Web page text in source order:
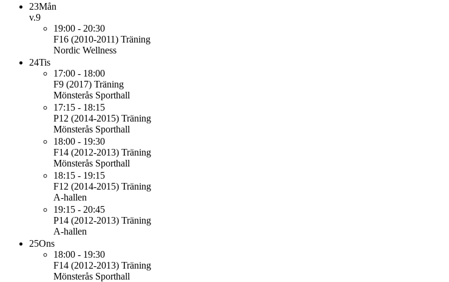
23Mån
v.9
19:00 - 20:30
F16 (2010-2011) Träning
Nordic Wellness
24Tis
17:00 - 18:00
F9 (2017) Träning
Mönsterås Sporthall
17:15 - 18:15
P12 (2014-2015) Träning
Mönsterås Sporthall
18:00 - 19:30
F14 (2012-2013) Träning
Mönsterås Sporthall
18:15 - 19:15
F12 (2014-2015) Träning
A-hallen
19:15 - 20:45
P14 (2012-2013) Träning
A-hallen
25Ons
18:00 - 19:30
F14 (2012-2013) Träning
Mönsterås Sporthall